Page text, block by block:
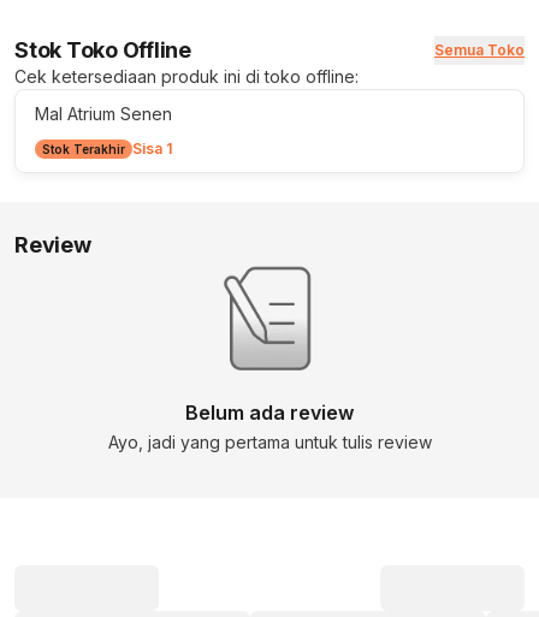
Stok Toko Offline Semua Toko
Cek ketersediaan produk ini di toko offline:
Mal Atrium Senen
Stok Terakhir Sisa 1
Review
Belum ada review
Ayo, jadi yang pertama untuk tulis review